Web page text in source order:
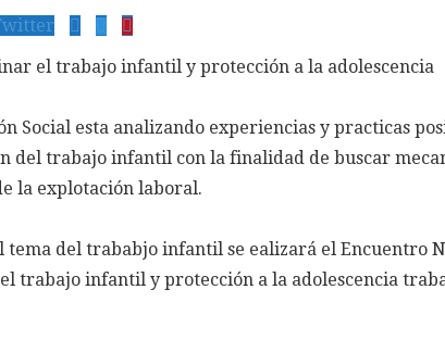
Social esta analizando experiencias y practicas
del trabajo infantil con la finalidad de buscar
la explotación laboral.
del trababjo infantil se ealizará el Encuentro
trabajo infantil y protección a la adolescencia